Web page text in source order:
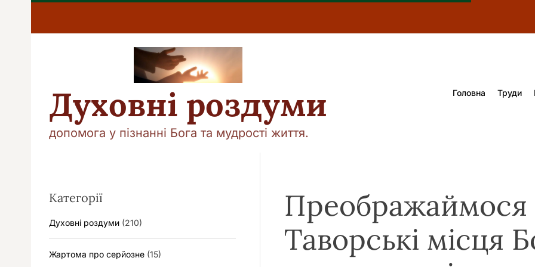
П
р
Духовні роздуми
допомога у пізнанні Бога та мудрості життя.
Головна Труди
Преображаймося
Таворські місця
Категорії
Духовні роздуми (210)
Жартома про серйозне (15)